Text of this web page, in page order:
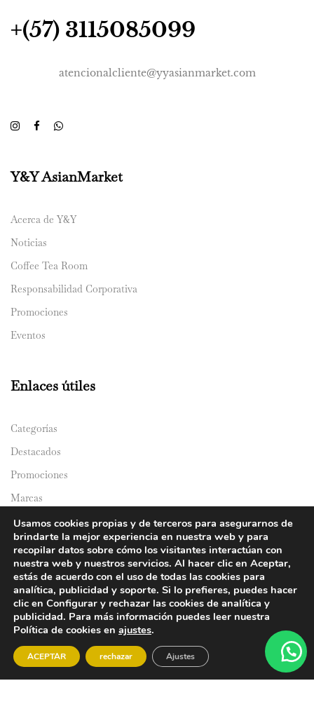
+(57) 3115085099
atencionalcliente@yyasianmarket.com
Y&Y AsianMarket
Acerca de Y&Y
Noticias
Coffee Tea Room
Responsabilidad Corporativa
Promociones
Eventos
Enlaces útiles
Categorías
Destacados
Promociones
Marcas
Catálogos
Domicilios
© 2024 Y&Y Asian Market. All rights reserved.
Usamos cookies propias y de terceros para asegurarnos de
brindarte la mejor experiencia en nuestra web y para
recopilar datos sobre cómo los visitantes interactúan con
nuestra web y nuestros servicios. Al hacer clic en Aceptar,
estás de acuerdo con el uso de todas las cookies para
analítica, publicidad y soporte. Si lo prefieres, puedes hacer
clic en Configurar y rechazar las cookies de analítica y
publicidad. Para más información puedes leer nuestra
Política de cookies en ajustes.
ACEPTAR rechazar Ajustes